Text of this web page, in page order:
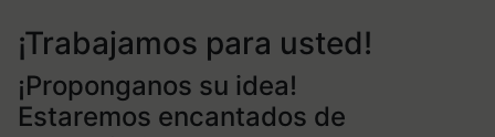
¡Trabajamos para usted!
¡Proponganos su idea!
Estaremos encantados de